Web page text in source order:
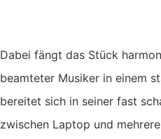
Dabei fängt das Stück
beamteter Musiker in einem
bereitet sich in seiner fast
zwischen Laptop und